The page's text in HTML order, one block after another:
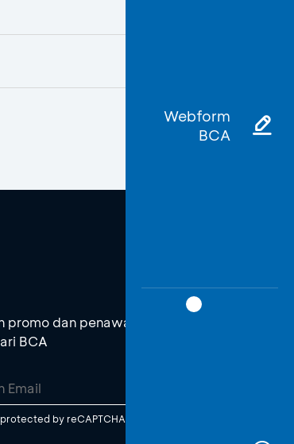
Webform
BCA
promo dan penawaran
BCA
by reCAPTCHA Enterprise.